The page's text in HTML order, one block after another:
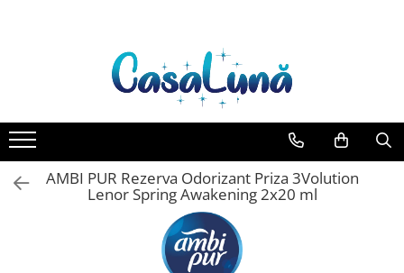
Toate Produsele
Gamma D'ORO Odorizant Cu
Betisoare 120 ml
EYFEL
EYFEL Odorizant Auto 10 ml
EYFEL Odorizant Camera cu
EYFEL Spray Odorizant 400 ml
AMBI PUR Rezerva Odorizant Priza 3Volution
Lenor Spring Awakening 2x20 ml